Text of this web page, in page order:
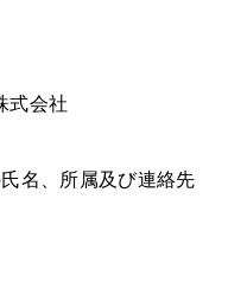
式会社
名、所属及び連絡先